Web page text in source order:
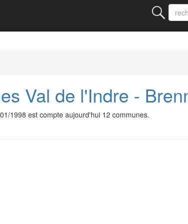
Val de l'Indre -
1998 est compte aujourd'hui 12 communes.